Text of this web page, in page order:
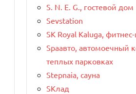
S. N. E. G., гостевой дом
Sevstation
SK Royal Kaluga,
Spaавто, автомоечный
теплых парковках
Stepnaia, сауна
SКлад